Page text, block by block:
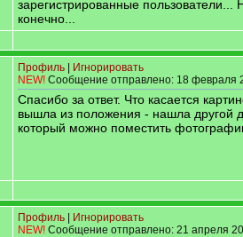
зарегистрированные пользователи...
конечно...
Профиль
Игнорировать
NEW! Сообщение отправлено: 18 февраля
Спасибо за ответ. Что касается
вышла из положения - нашла другой
который можно поместить
Профиль
Игнорировать
NEW! Сообщение отправлено: 21 апреля